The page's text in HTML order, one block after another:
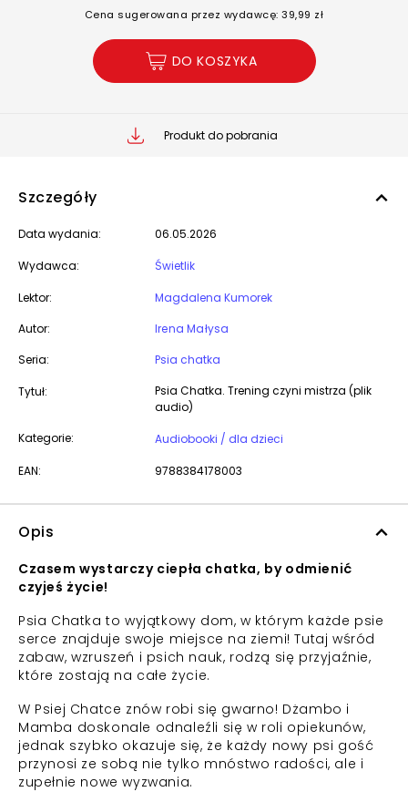
Cena sugerowana przez wydawcę: 39,99 zł
DO KOSZYKA
Produkt do pobrania
Szczegóły
Data wydania: 06.05.2026
Wydawca: Świetlik
Lektor:
Magdalena Kumorek
Autor:
Irena Małysa
Seria:
Psia chatka
Tytuł:
Psia Chatka. Trening czyni mistrza (plik
audio)
Kategorie:
Audiobooki / dla dzieci
EAN: 9788384178003
Opis
Czasem wystarczy ciepła chatka, by odmienić
czyjeś życie!
Psia Chatka to wyjątkowy dom, w którym każde psie
serce znajduje swoje miejsce na ziemi! Tutaj wśród
zabaw, wzruszeń i psich nauk, rodzą się przyjaźnie,
które zostają na całe życie.
W Psiej Chatce znów robi się gwarno! Dżambo i
Mamba doskonale odnaleźli się w roli opiekunów,
jednak szybko okazuje się, że każdy nowy psi gość
przynosi ze sobą nie tylko mnóstwo radości, ale i
zupełnie nowe wyzwania.